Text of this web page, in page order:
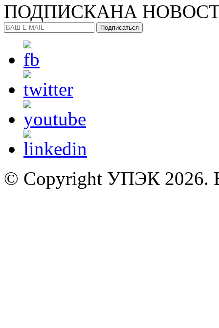
ПОДПИСКАНА
Подписаться
© Copyright УПЭК 2026.